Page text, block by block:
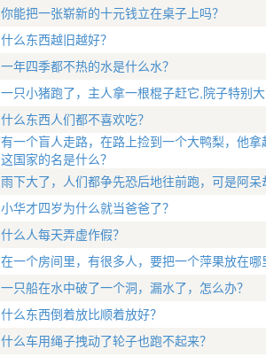
你能把一张崭新的十元钱立在桌子上吗？
什么东西越旧越好？
一年四季都不热的水是什么水？
一只小猪跑了，主人拿一根棍子赶它,院子特别
什么东西人们都不喜欢吃？
有一个盲人走路，在路上捡到一个大鸭梨，他
这国家的名是什么？
雨下大了，人们都争先恐后地往前跑，可是阿
小华才四岁为什么就当爸爸了？
什么人每天弄虚作假？
在一个房间里，有很多人，要把一个萍果放在
一只船在水中破了一个洞，漏水了，怎么办？
什么东西倒着放比顺着放好？
什么车用绳子拽动了轮子也跑不起来？